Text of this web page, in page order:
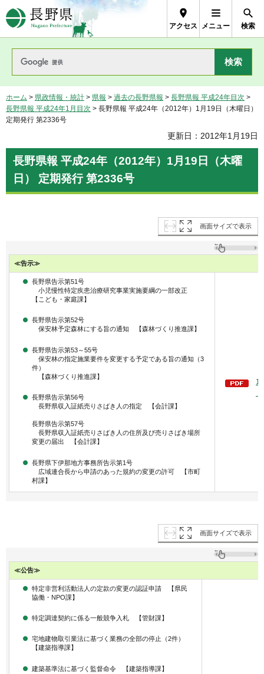
長野県Nagano Prefecture
アクセス メニュー 検索
ホーム > 県政情報・統計 > 県報 > 過去の長野県報 > 長野県報 平成24年目次 >
長野県報 平成24年1月目次 > 長野県報 平成24年（2012年）1月19日（木曜日）
定期発行 第2336号
更新日：2012年1月19日
長野県報 平成24年（2012年）1月19日（木曜
日） 定期発行 第2336号
画面サイズで表示
≪告示≫
長野県告示第51号
小児慢性特定疾患治療研究事業実施要綱の一部改正
【こども・家庭課】
長野県告示第52号
保安林予定森林にする旨の通知 【森林づくり推進課】
長野県告示第53～55号
保安林の指定施業要件を変更する予定である旨の通知（3
件）
【森林づくり推進課】
長野県告示第56号
長野県収入証紙売りさばき人の指定 【会計課】
長野県告示第57号
長野県収入証紙売りさばき人の住所及び売りさばき場所
変更の届出 【会計課】
長野県下伊那地方事務所告示第1号
広域連合長から申請のあった規約の変更の許可 【市町
村課】
1
画面サイズで表示
≪公告≫
特定非営利活動法人の定款の変更の認証申請 【県民
協働・NPO課】
特定調達契約に係る一般競争入札 【管財課】
宅地建物取引業法に基づく業務の全部の停止（2件）
【建築指導課】
建築基準法に基づく監督命令 【建築指導課】